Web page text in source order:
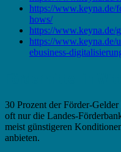
https://www.keyna.de/
hows/
https://www.keyna.de/
https://www.keyna.de/
ebusiness-
30 Prozent der Förder-
oft nur die Landes-
meist günstigeren
anbieten.